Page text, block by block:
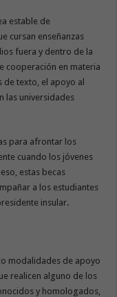
estable de
cursan enseñanzas
fuera y dentro de la
cooperación en materia
de texto, el apoyo al
las universidades
para afrontar los
cuando los jóvenes
estas becas
a los estudiantes
insular.
modalidades de apoyo
realicen alguno de los
y homologados,